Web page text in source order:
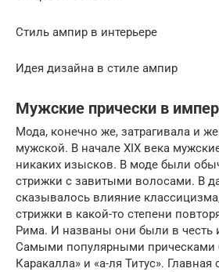
Стиль ампир в интерьере
Идея дизайна в стиле ампир
Мужские прически в
Мода, конечно же, затрагивала и
мужской. В начале XIX века
никаких изысков. В моде были
стрижки с завитыми волосами. В
сказывалось влияние
стрижки в какой-то степени
Рима. И названы они были в честь
Самыми популярными прическами
Каракалла» и «а-ля Титус». Главная